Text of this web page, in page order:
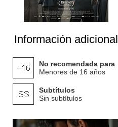
Información adicional
No recomendada para
Menores de 16 años
Subtítulos
Sin subtítulos